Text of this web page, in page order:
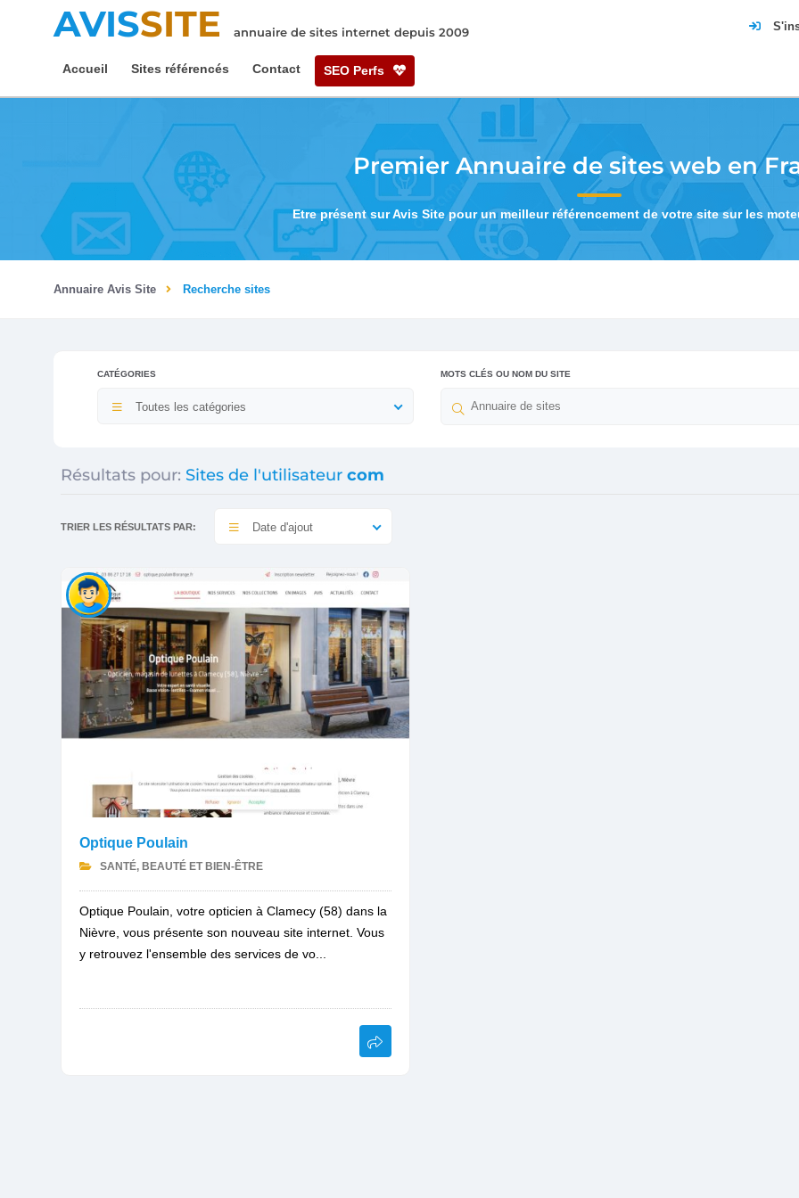
AVISSITE annuaire de sites internet depuis 2009
Accueil Sites référencés Contact SEO Perfs
Premier Annuaire de sites web en
Etre présent sur Avis Site pour un meilleur référencement de votre site sur les
Annuaire Avis Site Recherche sites
CATÉGORIES
Toutes les catégories
MOTS CLÉS OU NOM DU SITE
Résultats pour: Sites de l'utilisateur com
TRIER LES RÉSULTATS PAR: Date d'ajout
Optique Poulain
SANTÉ, BEAUTÉ ET BIEN-ÊTRE
Optique Poulain, votre opticien à Clamecy (58) dans la
Nièvre, vous présente son nouveau site internet. Vous
y retrouvez l'ensemble des services de vo...